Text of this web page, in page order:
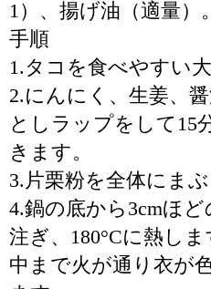
1）、揚げ油（適量）。
手順
1.タコを食べやすい
2.にんにく、生姜、
としラップをして15
きます。
3.片栗粉を全体にま
4.鍋の底から3cmほ
注ぎ、180°Cに熱しま
中まで火が通り衣が